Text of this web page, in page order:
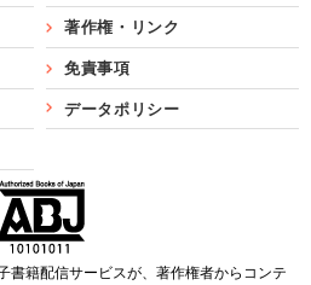
著作権・リンク
免責事項
データポリシー
書籍配信サービスが、著作権者からコンテ